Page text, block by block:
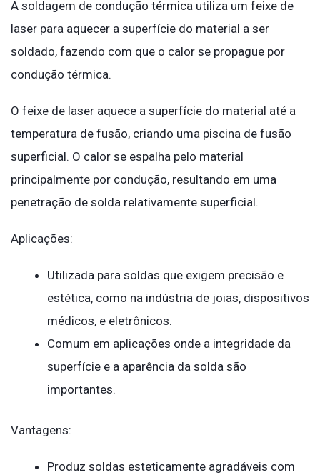
A soldagem de condução térmica utiliza um feixe de
laser para aquecer a superfície do material a ser
soldado, fazendo com que o calor se propague por
condução térmica.
O feixe de laser aquece a superfície do material até a
temperatura de fusão, criando uma piscina de fusão
superficial. O calor se espalha pelo material
principalmente por condução, resultando em uma
penetração de solda relativamente superficial.
Aplicações:
Utilizada para soldas que exigem precisão e
estética, como na indústria de joias, dispositivos
médicos, e eletrônicos.
Comum em aplicações onde a integridade da
superfície e a aparência da solda são
importantes.
Vantagens:
Produz soldas esteticamente agradáveis com